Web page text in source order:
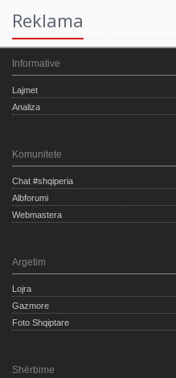
Reklama
Informative
Lajmet
Analiza
Komunitete
Chat #shqiperia
Albforumi
Webmastera
Argetim
Lojra
Gazmore
Foto Shqiptare
Shërbime